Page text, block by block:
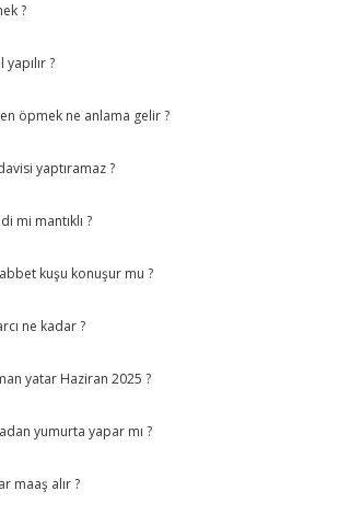
?
?
öpmek ne anlama gelir ?
yaptıramaz ?
mi mantıklı ?
kuşu konuşur mu ?
ne kadar ?
yatar Haziran 2025 ?
yumurta yapar mı ?
maaş alır ?